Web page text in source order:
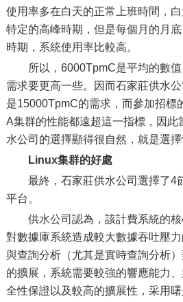
使用率多在白天的正常上班時間，
特定的高峰時期，但是每個月的月
時期，系統使用率比較高。
所以，6000TpmC是平均的數
需求要更高一些。因而石家莊供水
是15000TpmC的需求，而參加招標
A集群的性能都遠超這一指標，因此
水公司的選擇顯得很自然，就是選擇
Linux集群的好處
最終，石家莊供水公司選擇了4
平台。
供水公司認為，該計費系統的
對數據庫系統造成較大數據吞吐壓
與查詢分析（尤其是實時查詢分析
的擴展，系統需要較強的響應能力
全性保證以及較高的擴展性，采用